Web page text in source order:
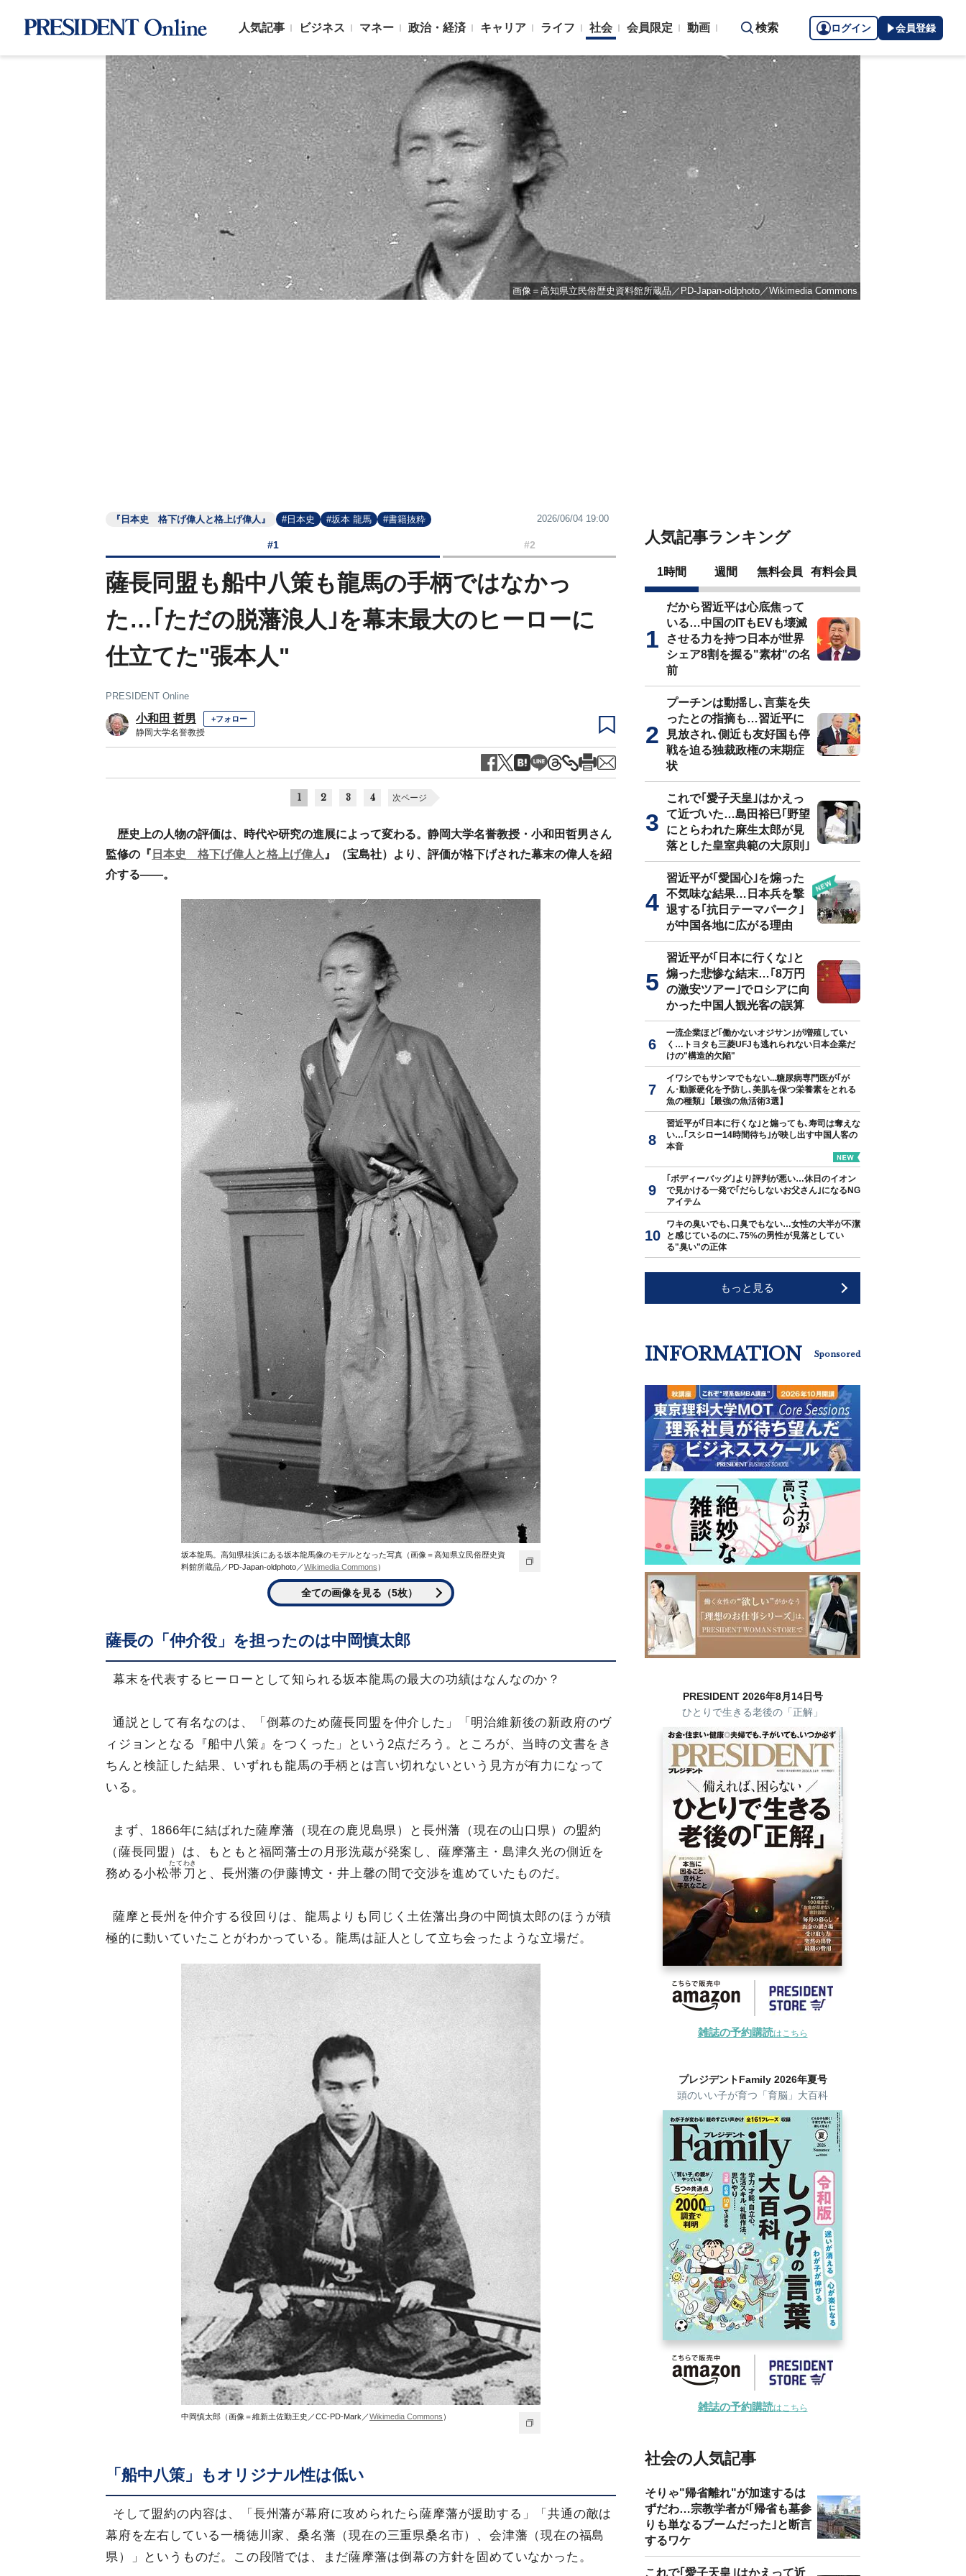
人気記事 ビジネス マネー 政治・経済 キャリア ライフ 社会 会員限定 動画 検索 ログイン 会員登録
画像＝高知県立民俗歴史資料館所蔵品／PD-Japan-oldphoto／Wikimedia Commons
『日本史 格下げ偉人と格上げ偉人』 #日本史 #坂本 龍馬 #書籍抜粋 2026/06/04 19:00
#1 #2
薩長同盟も船中八策も龍馬の手柄ではなかっ
た…｢ただの脱藩浪人｣を幕末最大のヒーローに
仕立てた"張本人"
PRESIDENT Online
小和田 哲男 +フォロー
静岡大学名誉教授
1 2 3 4 次ページ
歴史上の人物の評価は、時代や研究の進展によって変わる。静岡大学名誉教授・小和田哲男さん
監修の『 日本史 格下げ偉人と格上げ偉人 』（宝島社）より、評価が格下げされた幕末の偉人を紹
介する――。
坂本龍馬。高知県桂浜にある坂本龍馬像のモデルとなった写真（画像＝高知県立民俗歴史資
料館所蔵品／PD-Japan-oldphoto／Wikimedia Commons ）
全ての画像を見る（5枚）
薩長の「仲介役」を担ったのは中岡慎太郎
幕末を代表するヒーローとして知られる坂本龍馬の最大の功績はなんなのか？
通説として有名なのは、「倒幕のため薩長同盟を仲介した」「明治維新後の新政府のヴ
ィジョンとなる『船中八策』をつくった」という2点だろう。ところが、当時の文書をき
ちんと検証した結果、いずれも龍馬の手柄とは言い切れないという見方が有力になって
いる。
まず、1866年に結ばれた薩摩藩（現在の鹿児島県）と長州藩（現在の山口県）の盟約
（薩長同盟）は、もともと福岡藩士の月形洗蔵が発案し、薩摩藩主・島津久光の側近を
務める小松帯刀
たてわき
と、長州藩の伊藤博文・井上馨の間で交渉を進めていたものだ。
薩摩と長州を仲介する役回りは、龍馬よりも同じく土佐藩出身の中岡慎太郎のほうが積
極的に動いていたことがわかっている。龍馬は証人として立ち会ったような立場だ。
中岡慎太郎（画像＝維新土佐勤王史／CC-PD-Mark／Wikimedia Commons ）
「船中八策」もオリジナル性は低い
そして盟約の内容は、「長州藩が幕府に攻められたら薩摩藩が援助する」「共通の敵は
幕府を左右している一橋徳川家、桑名藩（現在の三重県桑名市）、会津藩（現在の福島
県）」というものだ。この段階では、まだ薩摩藩は倒幕の方針を固めていなかった。
人気記事ランキング
1時間 週間 無料会員 有料会員
だから習近平は心底焦って
いる…中国のITもEVも壊滅
させる力を持つ日本が世界
シェア8割を握る"素材"の名
前
プーチンは動揺し､言葉を失
ったとの指摘も…習近平に
見放され､側近も友好国も停
戦を迫る独裁政権の末期症
状
これで｢愛子天皇｣はかえっ
て近づいた…島田裕巳｢野望
にとらわれた麻生太郎が見
落とした皇室典範の大原則｣
習近平が｢愛国心｣を煽った
不気味な結果…日本兵を撃
退する｢抗日テーマパーク｣
が中国各地に広がる理由
習近平が｢日本に行くな｣と
煽った悲惨な結末…｢8万円
の激安ツアー｣でロシアに向
かった中国人観光客の誤算
一流企業ほど｢働かないオジサン｣が増殖してい
く…トヨタも三菱UFJも逃れられない日本企業だ
けの"構造的欠陥"
イワシでもサンマでもない...糖尿病専門医が｢が
ん･動脈硬化を予防し､美肌を保つ栄養素をとれる
魚の種類｣【最強の魚活術3選】
習近平が｢日本に行くな｣と煽っても､寿司は奪えな
い…｢スシロー14時間待ち｣が映し出す中国人客の
本音
｢ボディーバッグ｣より評判が悪い…休日のイオン
で見かける一発で｢だらしないお父さん｣になるNG
アイテム
ワキの臭いでも､口臭でもない…女性の大半が不潔
と感じているのに､75%の男性が見落としてい
る"臭い"の正体
もっと見る
INFORMATION Sponsored
PRESIDENT 2026年8月14日号
ひとりで生きる老後の「正解」
雑誌の予約購読はこちら
プレジデントFamily 2026年夏号
頭のいい子が育つ「育脳」大百科
雑誌の予約購読はこちら
社会の人気記事
そりゃ"帰省離れ"が加速するは
ずだわ…宗教学者が｢帰省も墓参
りも単なるブームだった｣と断言
するワケ
これで｢愛子天皇｣はかえって近